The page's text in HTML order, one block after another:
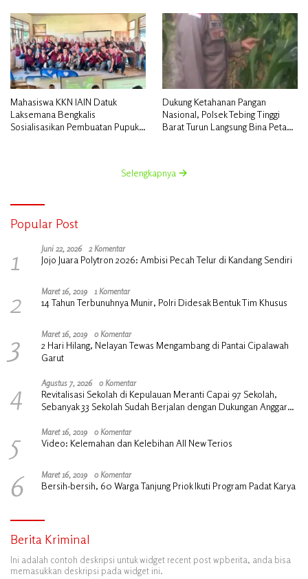
Mahasiswa KKN IAIN Datuk
Laksemana Bengkalis
Sosialisasikan Pembuatan Pupuk
Dukung Ketahanan Pangan
Nasional, Polsek Tebing Tinggi
Barat Turun Langsung Bina Petani
Selengkapnya
Popular Post
1 Juni 22, 2026 2 Komentar
Jojo Juara Polytron 2026: Ambisi Pecah Telur di Kandang Sendiri
2 Maret 16, 2019 1 Komentar
14 Tahun Terbunuhnya Munir, Polri Didesak Bentuk Tim Khusus
3 Maret 16, 2019 0 Komentar
2 Hari Hilang, Nelayan Tewas Mengambang di Pantai Cipalawah
Garut
4 Agustus 7, 2026 0 Komentar
Revitalisasi Sekolah di Kepulauan Meranti Capai 97 Sekolah,
Sebanyak 33 Sekolah Sudah Berjalan dengan Dukungan Anggaran
5 Maret 16, 2019 0 Komentar
Video: Kelemahan dan Kelebihan All New Terios
6 Maret 16, 2019 0 Komentar
Bersih-bersih, 60 Warga Tanjung Priok Ikuti Program Padat Karya
Berita Kriminal
Ini adalah contoh deskripsi untuk widget recent post wpberita, anda bisa
memasukkan deskripsi pada widget ini.